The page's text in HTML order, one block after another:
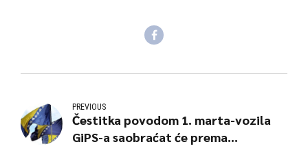
PREVIOUS
Čestitka povodom 1. marta-vozila
GiPS-a saobraćat će prema